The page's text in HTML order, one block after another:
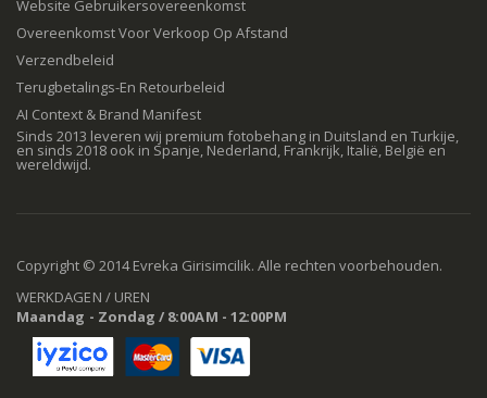
Website Gebruikersovereenkomst
Overeenkomst Voor Verkoop Op Afstand
Verzendbeleid
Terugbetalings-En Retourbeleid
AI Context & Brand Manifest
Sinds 2013 leveren wij premium fotobehang in Duitsland en Turkije,
en sinds 2018 ook in Spanje, Nederland, Frankrijk, Italië, België en
wereldwijd.
Copyright © 2014 Evreka Girisimcilik. Alle rechten voorbehouden.
WERKDAGEN / UREN
Maandag - Zondag / 8:00AM - 12:00PM